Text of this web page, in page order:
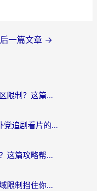
后一篇文章 →
海外看央视影音总提示地区限制？这篇教你选对回国加速器，流畅追剧不踩坑
国外能看b站直播吗？海外党追剧看片的终极解决方案来了
海外访问国内网站的限制？这篇攻略帮你无缝解锁12306、12123和国内影音
海外怎么看动漫？别让地域限制挡住你的追番快乐